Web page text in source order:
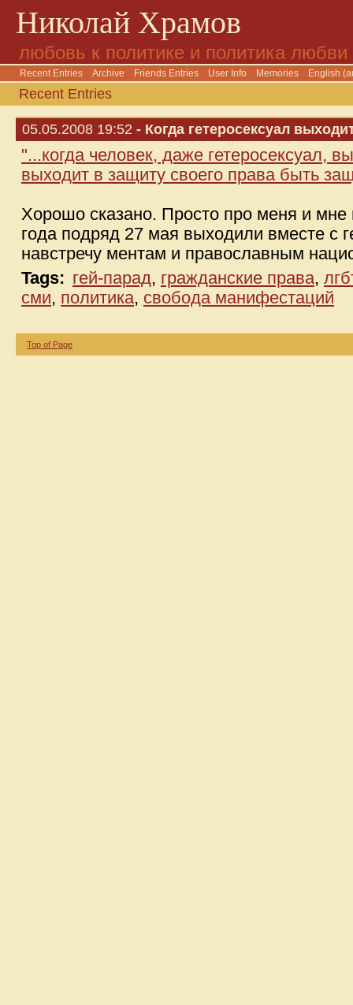
Николай Храмов
любовь к политике и политика любви
Recent Entries Archive Friends Entries User Info Memories English
Recent Entries
05.05.2008 19:52 - Когда гетеросексуал
"...когда человек, даже гетеросексуал,
выходит в защиту своего права быть
Хорошо сказано. Просто про меня и
года подряд 27 мая выходили вместе с
навстречу ментам и православным
Tags: гей-парад, гражданские права,
сми, политика, свобода манифестаций
Top of Page